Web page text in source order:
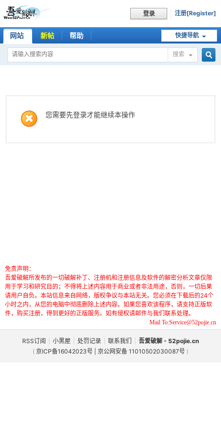
登录 注册[Register]
快捷导航
网站 新帖 帮助
搜索
您需要先登录才能继续本操作
免责声明：
吾爱破解所发布的一切破解补丁、注册机和注册信息及软件的解密分析文章仅限
用于学习和研究目的；不得将上述内容用于商业或者非法用途，否则，一切后果
请用户自负。本站信息来自网络，版权争议与本站无关。您必须在下载后的24个
小时之内，从您的电脑中彻底删除上述内容。如果您喜欢该程序，请支持正版软
件，购买注册，得到更好的正版服务。如有侵权请邮件与我们联系处理。
Mail To:Service@52pojie.cn
RSS订阅 小黑屋 处罚记录 联系我们
吾爱破解 - 52pojie.cn
( 京ICP备16042023号 | 京公网安备 11010502030087号 )